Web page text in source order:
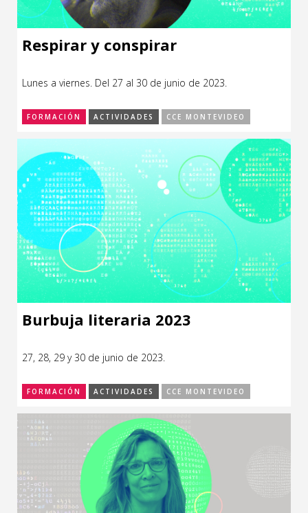
Respirar y conspirar
Lunes a viernes. Del 27 al 30 de junio de 2023.
FORMACIÓN ACTIVIDADES CCE MONTEVIDEO
Burbuja literaria 2023
27, 28, 29 y 30 de junio de 2023.
FORMACIÓN ACTIVIDADES CCE MONTEVIDEO